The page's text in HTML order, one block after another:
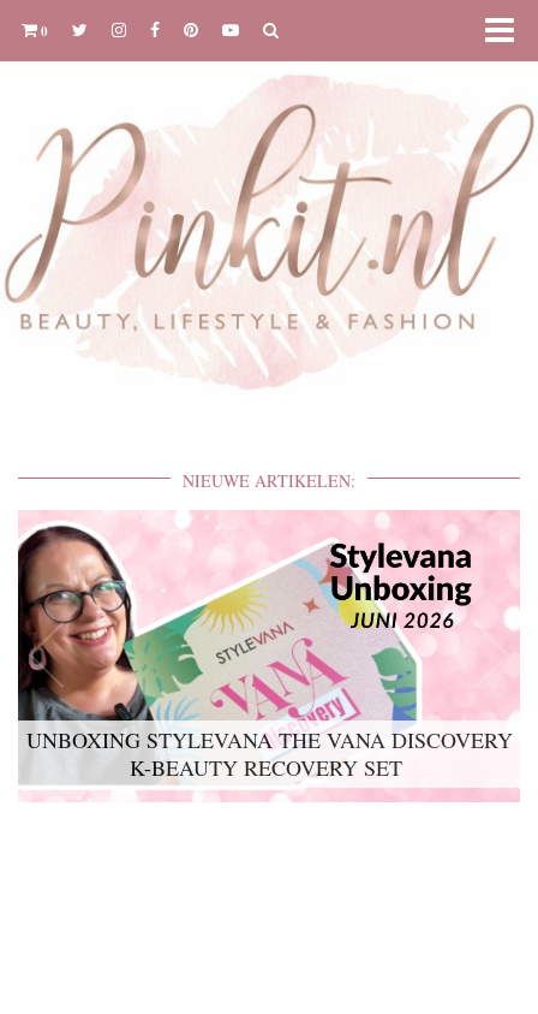
0
NIEUWE ARTIKELEN:
UNBOXING STYLEVANA THE VANA DISCOVERY
K-BEAUTY RECOVERY SET